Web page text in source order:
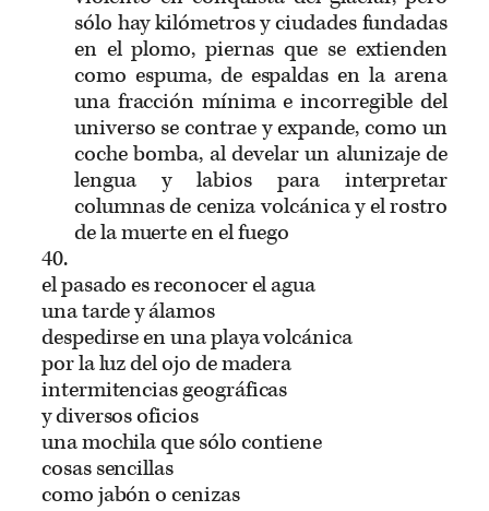
sólo hay kilómetros y ciudades fundadas
en el plomo, piernas que se extienden
como espuma, de espaldas en la arena
una fracción mínima e incorregible del
universo se contrae y expande, como un
coche bomba, al develar un alunizaje de
lengua y labios para interpretar
columnas de ceniza volcánica y el rostro
de la muerte en el fuego
40.
el pasado es reconocer el agua
una tarde y álamos
despedirse en una playa volcánica
por la luz del ojo de madera
intermitencias geográficas
y diversos oficios
una mochila que sólo contiene
cosas sencillas
como jabón o cenizas